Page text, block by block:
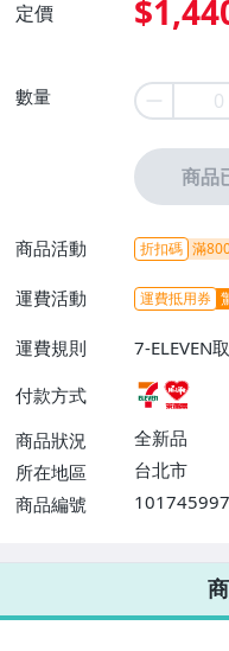
定價
數量
商品
商品活動 折扣碼 滿
運費活動 運費抵用券
運費規則
7-ELEVEN
付款方式
商品狀況
全新品
所在地區
台北市
商品編號
7-ELEVEN 運費
不限金額、筆數